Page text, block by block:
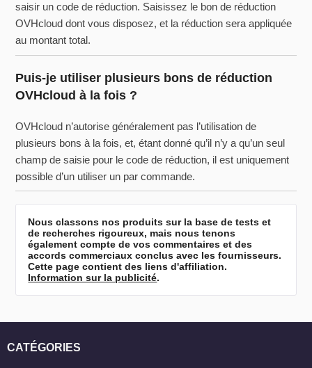
saisir un code de réduction. Saisissez le bon de réduction
OVHcloud dont vous disposez, et la réduction sera appliquée
au montant total.
Puis-je utiliser plusieurs bons de réduction
OVHcloud à la fois ?
OVHcloud n’autorise généralement pas l’utilisation de
plusieurs bons à la fois, et, étant donné qu’il n’y a qu’un seul
champ de saisie pour le code de réduction, il est uniquement
possible d’un utiliser un par commande.
Nous classons nos produits sur la base de tests et
de recherches rigoureux, mais nous tenons
également compte de vos commentaires et des
accords commerciaux conclus avec les fournisseurs.
Cette page contient des liens d'affiliation.
Information sur la publicité.
CATÉGORIES